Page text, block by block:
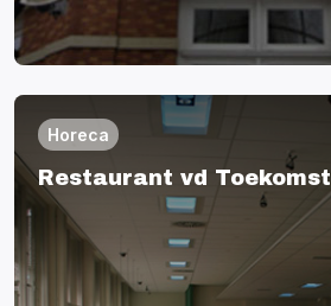
Horeca
Restaurant vd Toekomst